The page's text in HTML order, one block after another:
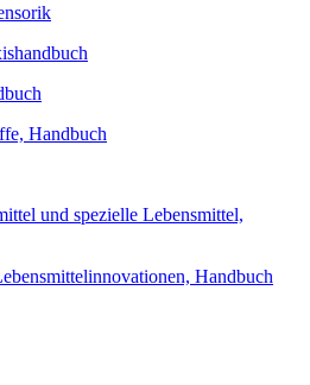
Handbuch
und spezielle Lebensmittel,
Handbuch